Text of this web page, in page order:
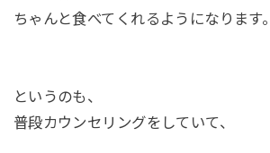
ちゃんと食べてくれるようになります。
というのも、
普段カウンセリングをしていて、